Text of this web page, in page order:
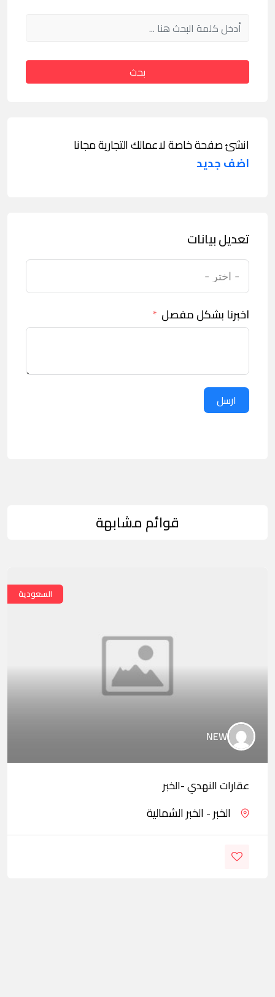
بحث
انشئ صفحة خاصة لاعمالك التجارية مجانا
اضف جديد
تعديل بيانات
اخبرنا بشكل مفصل
ارسل
قوائم مشابهة
السعودية
NEW
عقارات النهدي -الخبر
الخبر - الخبر الشمالية